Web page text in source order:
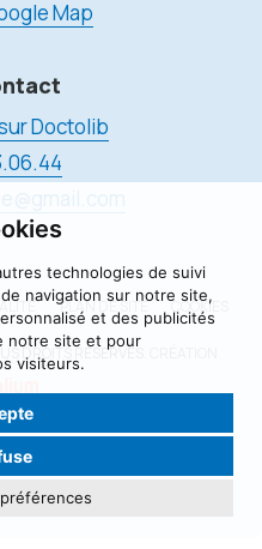
technologies de suivi
navigation sur notre site,
et des publicités
notre site et pour
visiteurs.
Map
Doctolib
PLAN DE SITE COOKIES
DROITS RÉSERVÉS.